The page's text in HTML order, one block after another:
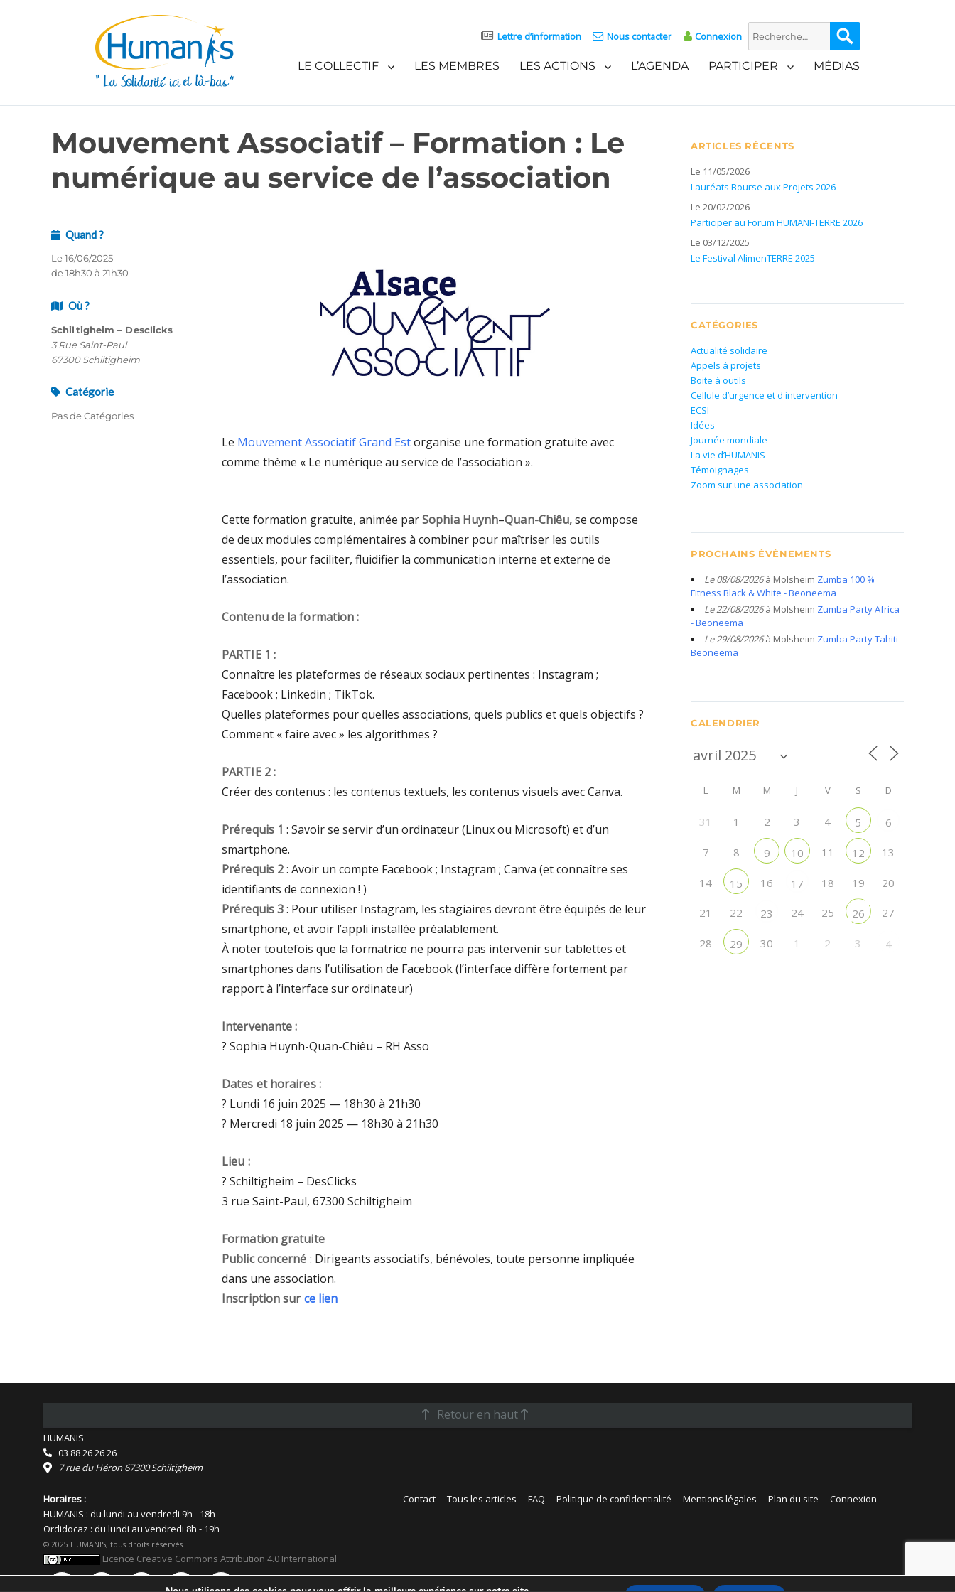
Lettre d’information Nous contacter Connexion
Recherche
pour :
LE COLLECTIF LES MEMBRES LES ACTIONS L’AGENDA PARTICIPER MÉDIAS
Mouvement Associatif – Formation : Le
numérique au service de l’association
Le Mouvement Associatif Grand Estorganise une formation gratuite avec
comme thème « Le numérique au service de l’association ».
Cette formation gratuite, animée parSophia Huynh–Quan-Chiêu,se compose
de deux modules complémentaires à combiner pour maîtriser les outils
essentiels, pour faciliter, fluidifier la communication interne et externe de
l’association.
Contenu de la formation :
PARTIE 1 :
Connaître les plateformes de réseaux sociaux pertinentes : Instagram ;
Facebook ; Linkedin ; TikTok.
Quelles plateformes pour quelles associations, quels publics et quels objectifs ?
Comment « faire avec » les algorithmes ?
PARTIE 2 :
Créer des contenus : les contenus textuels, les contenus visuels avec Canva.
Prérequis 1 : Savoir se servir d’un ordinateur (Linux ou Microsoft) et d’un
smartphone.
Prérequis 2: Avoir un compte Facebook ; Instagram ; Canva (et connaître ses
identifiants de connexion ! )
Prérequis 3: Pour utiliser Instagram, les stagiaires devront être équipés de leur
smartphone, et avoir l’appli installée préalablement.
À noter toutefois que la formatrice ne pourra pas intervenir sur tablettes et
smartphones dans l’utilisation de Facebook (l’interface diffère fortement par
rapport à l’interface sur ordinateur)
Intervenante :
? Sophia Huynh-Quan-Chiêu – RH Asso
Dates et horaires :
? Lundi 16 juin 2025 — 18h30 à 21h30
? Mercredi 18 juin 2025 — 18h30 à 21h30
Lieu :
? Schiltigheim – DesClicks
3 rue Saint-Paul, 67300 Schiltigheim
Formation gratuite
Public concerné : Dirigeants associatifs, bénévoles, toute personne impliquée
dans une association.
Inscription surce lien
Quand ?
Le 16/06/2025
de 18h30 à 21h30
Où ?
Schiltigheim – Desclicks
3 Rue Saint-Paul
67300 Schiltigheim
Catégorie
Pas de Catégories
ARTICLES RÉCENTS
Le 11/05/2026
Lauréats Bourse aux Projets 2026
Le 20/02/2026
Participer au Forum HUMANI-TERRE 2026
Le 03/12/2025
Le Festival AlimenTERRE 2025
CATÉGORIES
Actualité solidaire
Appels à projets
Boite à outils
Cellule d’urgence et d'intervention
ECSI
Idées
Journée mondiale
La vie d’HUMANIS
Témoignages
Zoom sur une association
PROCHAINS ÉVÈNEMENTS
Le 08/08/2026à Molsheim Zumba 100 %
Fitness Black & White - Beoneema
Le 22/08/2026à Molsheim Zumba Party Africa
- Beoneema
Le 29/08/2026à Molsheim Zumba Party Tahiti -
Beoneema
CALENDRIER
L M M J V S D
31 1 2 3 4 5 6
7 8 9 10 11 12 13
14 15 16 17 18 19 20
21 22 23 24 25 26 27
28 29 30 1 2 3 4
Retour en haut
Contact Tous les articles FAQ Politique de confidentialité Mentions légales Plan du site Connexion
HUMANIS
03 88 26 26 26
7 rue du Héron 67300 Schiltigheim
Horaires :
HUMANIS : du lundi au vendredi 9h - 18h
Ordidocaz : du lundi au vendredi 8h - 19h
© 2025 HUMANIS, tous droits réservés.
Licence Creative Commons Attribution 4.0 International